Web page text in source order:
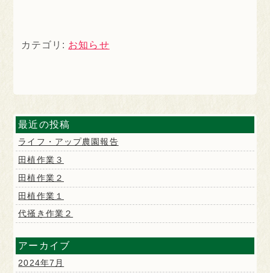
カテゴリ: お知らせ
最近の投稿
ライフ・アップ農園報告
田植作業３
田植作業２
田植作業１
代掻き作業２
アーカイブ
2024年7月